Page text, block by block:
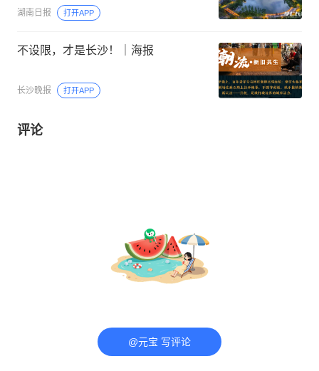
湖南日报 打开APP
不设限，才是长沙！｜海报
长沙晚报 打开APP
评论
@元宝 写评论